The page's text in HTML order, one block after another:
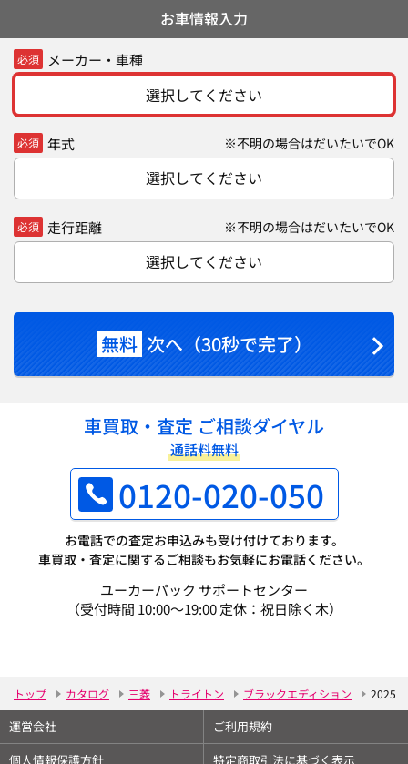
お車情報入力
必須 メーカー・車種
選択してください
必須 年式 ※不明の場合はだいたいでOK
選択してください
必須 走行距離 ※不明の場合はだいたいでOK
選択してください
無料 次へ（30秒で完了）
車買取・査定 ご相談ダイヤル
通話料無料
0120-020-050
お電話での査定お申込みも受け付けております。
車買取・査定に関するご相談もお気軽にお電話ください。
ユーカーパック サポートセンター
（受付時間 10:00～19:00 定休：祝日除く木）
トップ カタログ 三菱 トライトン ブラックエディション 2025
運営会社
ご利用規約
個人情報保護方針
特定商取引法に基づく表示